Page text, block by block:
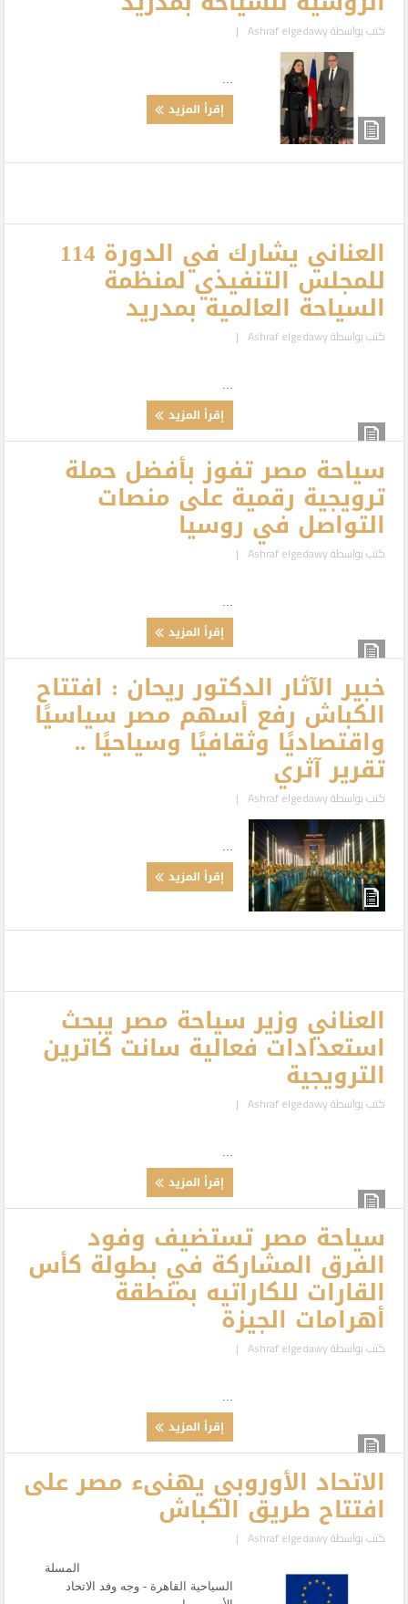
كتب بواسطةAshraf elgedawy
|
إقرأ المزيد
العناني يشارك في الدورة 114
للمجلس التنفيذي لمنظمة
السياحة العالمية بمدريد
كتب بواسطةAshraf elgedawy
|
إقرأ المزيد
سياحة مصر تفوز بأفضل حملة
ترويجية رقمية على منصات
التواصل في روسيا
كتب بواسطةAshraf elgedawy
|
إقرأ المزيد
خبير الآثار الدكتور ريحان : افتتاح
الكباش رفع أسهم مصر سياسيًا
واقتصاديًا وثقافيًا وسياحيًا ..
تقرير آثري
كتب بواسطةAshraf elgedawy
|
إقرأ المزيد
العناني وزير سياحة مصر يبحث
استعدادات فعالية سانت كاترين
الترويجية
كتب بواسطةAshraf elgedawy
|
إقرأ المزيد
سياحة مصر تستضيف وفود
الفرق المشاركة في بطولة كأس
القارات للكاراتيه بمنطقة
أهرامات الجيزة
كتب بواسطةAshraf elgedawy
|
إقرأ المزيد
الاتحاد الأوروبي يهنىء مصر على
افتتاح طريق الكباش
كتب بواسطةAshraf elgedawy
|
المسلة
السياحية القاهرة - وجه وفد الاتحاد